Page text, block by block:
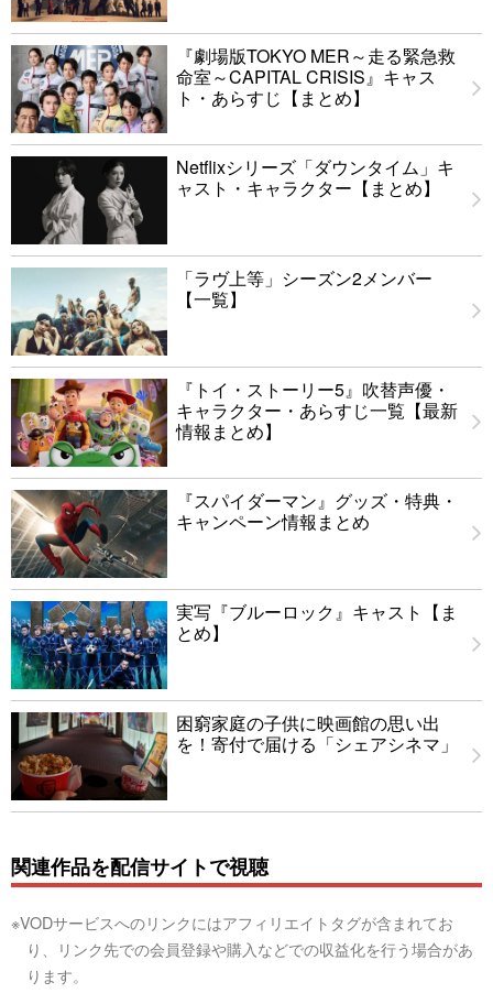
『劇場版TOKYO MER～走る緊急救
命室～CAPITAL CRISIS』キャス
ト・あらすじ【まとめ】
Netflixシリーズ「ダウンタイム」キ
ャスト・キャラクター【まとめ】
「ラヴ上等」シーズン2メンバー
【一覧】
『トイ・ストーリー5』吹替声優・
キャラクター・あらすじ一覧【最新
情報まとめ】
『スパイダーマン』グッズ・特典・
キャンペーン情報まとめ
実写『ブルーロック』キャスト【ま
とめ】
困窮家庭の子供に映画館の思い出
を！寄付で届ける「シェアシネマ」
関連作品を配信サイトで視聴
※VODサービスへのリンクにはアフィリエイトタグが含まれてお
り、リンク先での会員登録や購入などでの収益化を行う場合があ
ります。